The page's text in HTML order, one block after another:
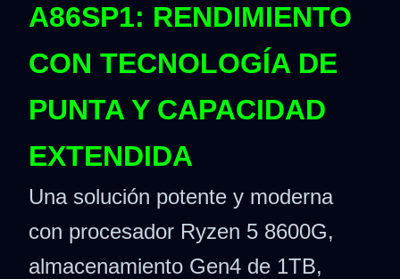
A86SP1: RENDIMIENTO
CON TECNOLOGÍA DE
PUNTA Y CAPACIDAD
EXTENDIDA
Una solución potente y moderna
con procesador Ryzen 5 8600G,
almacenamiento Gen4 de 1TB,